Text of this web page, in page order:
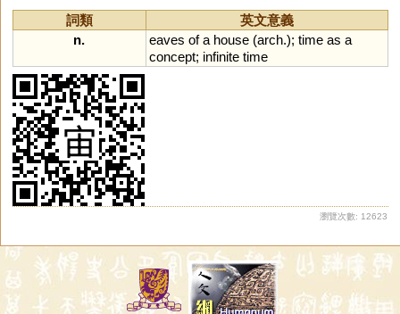
詞類
英文意義
n.
eaves of a house(arch.); time as a
concept; infinite time
瀏覽次數: 12623